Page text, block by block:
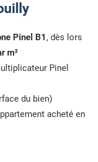
Pinel B1 , dès lors
m²
Pinel
du bien)
acheté en